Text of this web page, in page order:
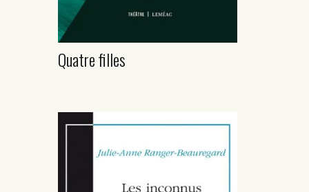
Quatre filles